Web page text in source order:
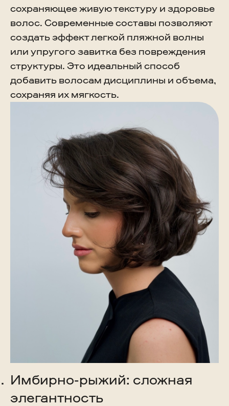
сохраняющее живую текстуру и здоровье
волос. Современные составы позволяют
создать эффект легкой пляжной волны
или упругого завитка без повреждения
структуры. Это идеальный способ
добавить волосам дисциплины и объема,
сохраняя их мягкость.
Имбирно-рыжий: сложная
элегантность